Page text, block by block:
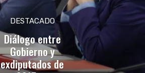
DESTACADO
Diálogo entre
Gobierno y
exdiputados de